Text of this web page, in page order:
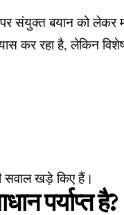
संयुक्त बयान को लेकर
कर रहा है, लेकिन
सवाल खड़े किए हैं।
पर्याप्त है?